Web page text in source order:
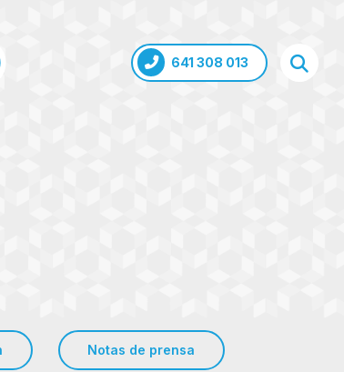
641 308 013
Notas de prensa